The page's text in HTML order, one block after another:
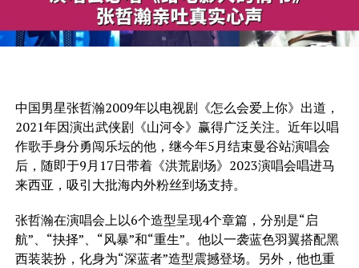
中国男星张哲瀚2009年以电视剧《怎么会爱上你》出道，
2021年因演出武侠剧《山河令》赢得广泛关注。近年以唱
作歌手身分勇闯乐坛的他，继今年5月结束曼谷站演唱会
后，随即于9月17日带着《洪荒剧场》2023演唱会唱进马
来西亚，吸引大批海内外粉丝到场支持。
张哲瀚在演唱会上以6个造型呈现4个章篇，分别是“启
航”、“抉择”、“风暴”和“重生”。他以一袭蓝色羽翼搭配黑
西装装扮，化身为“深蓝者”造型震撼登场。另外，他也重